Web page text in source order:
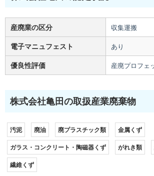
産廃業の区分 収集運搬
電子マニュフェスト あり
優良性評価 産廃プロフェ
株式会社亀田の取扱産業廃棄物
汚泥 廃油 廃プラスチック類
金属くず
ガラス・コンクリート・陶磁器くず
がれき類
繊維くず